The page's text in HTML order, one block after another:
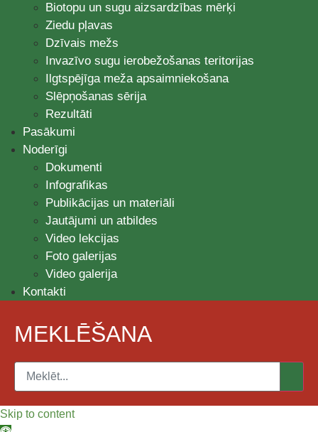
Biotopu un sugu aizsardzības mērķi
Ziedu pļavas
Dzīvais mežs
Invazīvo sugu ierobežošanas teritorijas
Ilgtspējīga meža apsaimniekošana
Slēpņošanas sērija
Rezultāti
Pasākumi
Noderīgi
Dokumenti
Infografikas
Publikācijas un materiāli
Jautājumi un atbildes
Video lekcijas
Foto galerijas
Video galerija
Kontakti
MEKLĒŠANA
Skip to content